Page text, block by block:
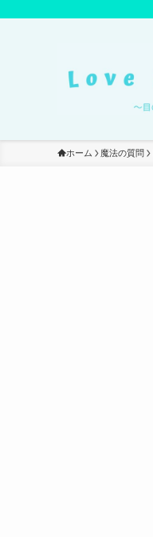
ホーム 魔法の質問